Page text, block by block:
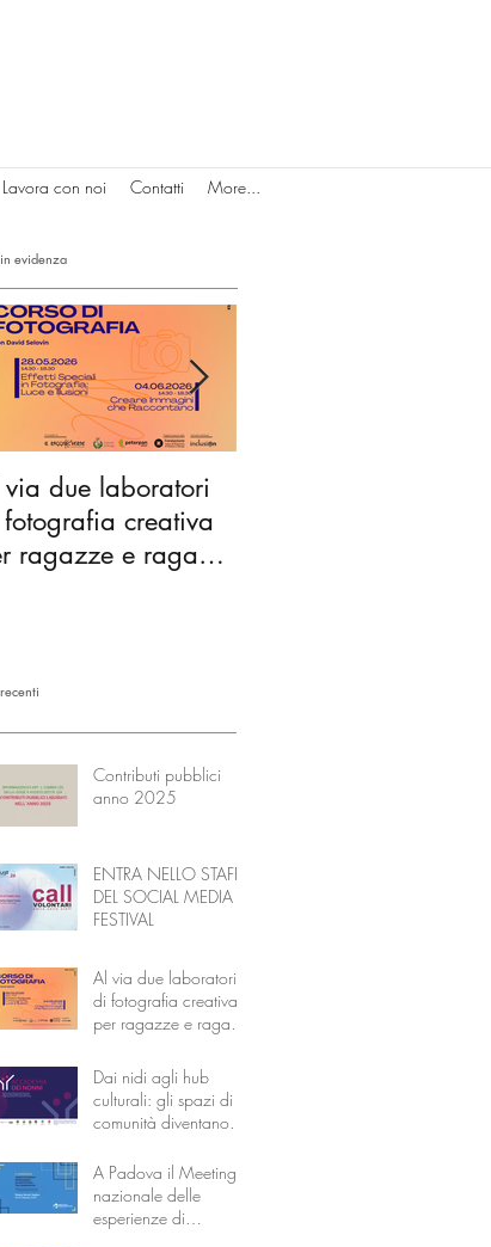
Lavora con noi Contatti More...
evidenza
due laboratori
creativa
ragazze e ragazzi
Contributi pubblici
anno 2025
ENTRA NELLO STAFF
DEL SOCIAL MEDIA
FESTIVAL
Al via due laboratori
di fotografia creativa
per ragazze e ragazzi
Dai nidi agli hub
culturali: gli spazi di
comunità diventano
Nonni
A Padova il Meeting
nazionale delle
esperienze di